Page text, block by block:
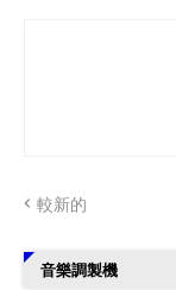
較新的
音樂調製機